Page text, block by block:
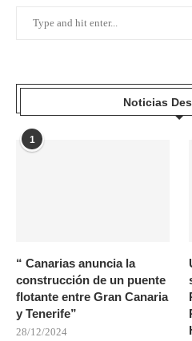
Noticias
1
“ Canarias anuncia la
construcción de un puente
flotante entre Gran Canaria
y Tenerife”
28/12/2024